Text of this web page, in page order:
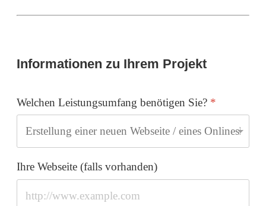
Informationen zu Ihrem Projekt
Welchen Leistungsumfang benötigen Sie? *
Ihre Webseite (falls vorhanden)